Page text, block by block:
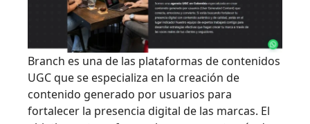
Branch es una de las plataformas de contenidos
UGC que se especializa en la creación de
contenido generado por usuarios para
fortalecer la presencia digital de las marcas. El